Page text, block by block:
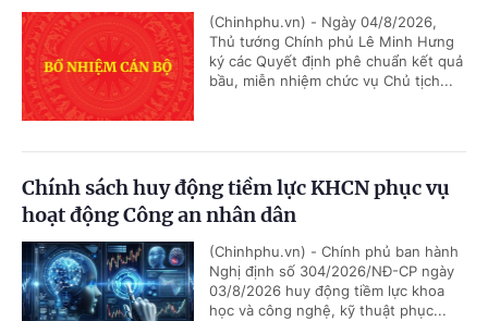
(Chinhphu.vn) - Ngày 04/8/2026,
Thủ tướng Chính phủ Lê Minh Hưng
ký các Quyết định phê chuẩn kết quả
bầu, miễn nhiệm chức vụ Chủ tịch...
Chính sách huy động tiềm lực KHCN phục vụ
hoạt động Công an nhân dân
(Chinhphu.vn) - Chính phủ ban hành
Nghị định số 304/2026/NĐ-CP ngày
03/8/2026 huy động tiềm lực khoa
học và công nghệ, kỹ thuật phục...